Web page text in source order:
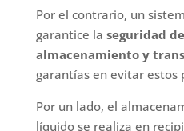
Por el contrario, un
garantice la seguridad
almacenamiento y
garantías en evitar estos
Por un lado, el
líquido se realiza en